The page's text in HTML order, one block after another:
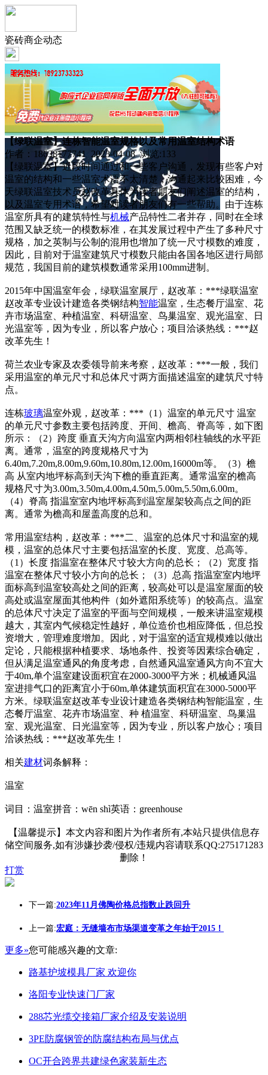
瓷砖商企动态
【绿联温室】连栋智能温室规格以及常用温室结构术语
作者：18638177741 2023-04-08 浏览:133
【绿联温室】近段时间通过和一些客户沟通，发现有些客户对
温室的结构和一些温室术语不太清楚，沟通起来比较困难，今
天绿联温室技术员赵改革具体为读者朋友们阐述温室的结构，
以及温室专用术语，希望对读者朋友们有一些帮助。由于连栋
温室所具有的建筑特性与机械产品特性二者并存，同时在全球
范围又缺乏统一的模数标准，在其发展过程中产生了多种尺寸
规格，加之英制与公制的混用也增加了统一尺寸模数的难度，
因此，目前对于温室建筑尺寸模数只能由各国各地区进行局部
规范，我国目前的建筑模数通常采用100mm进制。
2015年中国温室年会，绿联温室展厅，赵改革：***绿联温室
赵改革专业设计建造各类钢结构智能温室，生态餐厅温室、花
卉市场温室、种植温室、科研温室、鸟巢温室、观光温室、日
光温室等，因为专业，所以客户放心；项目洽谈热线：***赵
改革先生！
荷兰农业专家及农委领导前来考察，赵改革：***一般，我们
采用温室的单元尺寸和总体尺寸两方面描述温室的建筑尺寸特
点。
连栋玻璃温室外观，赵改革：***（1）温室的单元尺寸 温室
的单元尺寸参数主要包括跨度、开间、檐高、脊高等，如下图
所示：（2）跨度 垂直天沟方向温室内两相邻柱轴线的水平距
离。通常，温室的跨度规格尺寸为
6.40m,7.20m,8.00m,9.60m,10.80m,12.00m,16000m等。（3）檐
高 从室内地坪标高到天沟下檐的垂直距离。通常温室的檐高
规格尺寸为3.00m,3.50m,4.00m,4.50m,5.00m,5.50m,6.00m。
（4）脊高 指温室室内地坪标高到温室屋架较高点之间的距
离。通常为檐高和屋盖高度的总和。
常用温室结构，赵改革：***二、温室的总体尺寸和温室的规
模，温室的总体尺寸主要包括温室的长度、宽度、总高等。
（1）长度 指温室在整体尺寸较大方向的总长；（2）宽度 指
温室在整体尺寸较小方向的总长；（3）总高 指温室室内地坪
面标高到温室较高处之间的距离，较高处可以是温室屋面的较
高处或温室屋面其他构件（如外遮阳系统等）的较高点。温室
的总体尺寸决定了温室的平面与空间规模，一般来讲温室规模
越大，其室内气候稳定性越好，单位造价也相应降低，但总投
资增大，管理难度增加。因此，对于温室的适宜规模难以做出
定论，只能根据种植要求、场地条件、投资等因素综合确定，
但从满足温室通风的角度考虑，自然通风温室通风方向不宜大
于40m,单个温室建设面积宜在2000-3000平方米；机械通风温
室进排气口的距离宜小于60m,单体建筑面积宜在3000-5000平
方米。绿联温室赵改革专业设计建造各类钢结构智能温室，生
态餐厅温室、花卉市场温室、种 植温室、科研温室、鸟巢温
室、观光温室、日光温室等，因为专业，所以客户放心；项目
洽谈热线：***赵改革先生！
相关建材词条解释：
温室
词目：温室拼音：wēn shì英语：greenhouse
【温馨提示】本文内容和图片为作者所有,本站只提供信息存
储空间服务,如有涉嫌抄袭/侵权/违规内容请联系QQ:275171283
删除！
打赏
下一篇:2023年11月佛陶价格总指数止跌回升
上一篇:宏庭：无缝墙布市场渠道变革之年始于2015！
更多»您可能感兴趣的文章:
路基护坡模具厂家 欢迎你
洛阳专业快速门厂家
288芯光缆交接箱厂家介绍及安装说明
3PE防腐钢管的防腐结构布局与优点
OC开合跨界共建绿色家装新生态